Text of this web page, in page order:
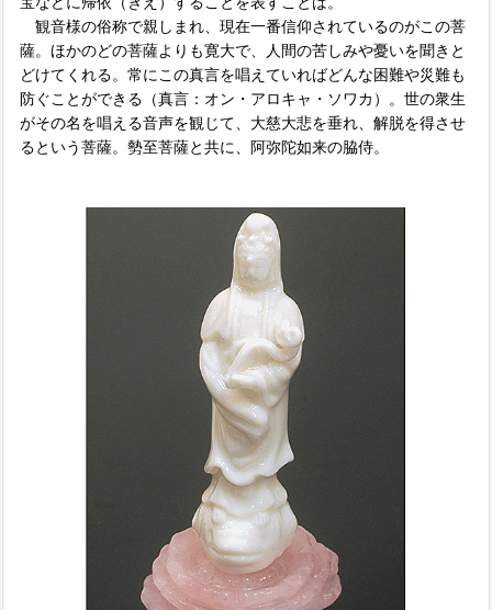
観音様の俗称で親しまれ、現在一番信仰されているのがこの菩
薩。ほかのどの菩薩よりも寛大で、人間の苦しみや憂いを聞きと
どけてくれる。常にこの真言を唱えていればどんな困難や災難も
防ぐことができる（真言：オン・アロキャ・ソワカ）。世の衆生
がその名を唱える音声を観じて、大慈大悲を垂れ、解脱を得させ
るという菩薩。勢至菩薩と共に、阿弥陀如来の脇侍。